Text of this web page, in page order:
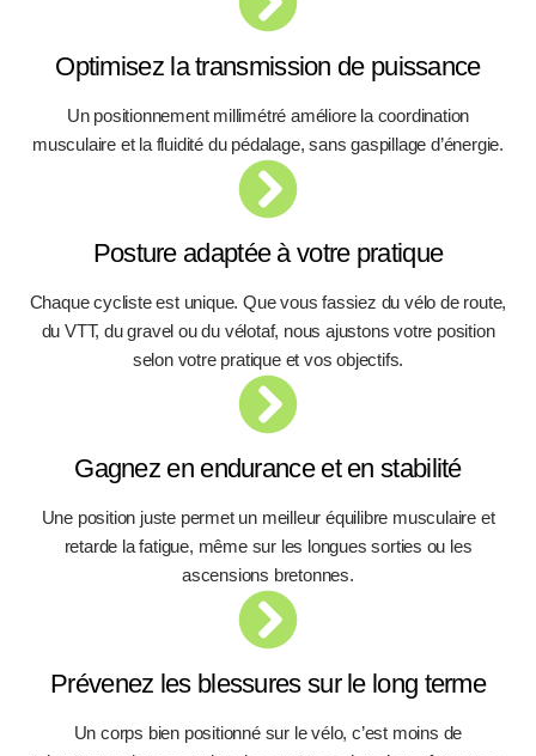
Optimisez la transmission de puissance
Un positionnement millimétré améliore la coordination
musculaire et la fluidité du pédalage, sans gaspillage d’énergie.
Posture adaptée à votre pratique
Chaque cycliste est unique. Que vous fassiez du vélo de route,
du VTT, du gravel ou du vélotaf, nous ajustons votre position
selon votre pratique et vos objectifs.
Gagnez en endurance et en stabilité
Une position juste permet un meilleur équilibre musculaire et
retarde la fatigue, même sur les longues sorties ou les
ascensions bretonnes.
Prévenez les blessures sur le long terme
Un corps bien positionné sur le vélo, c’est moins de